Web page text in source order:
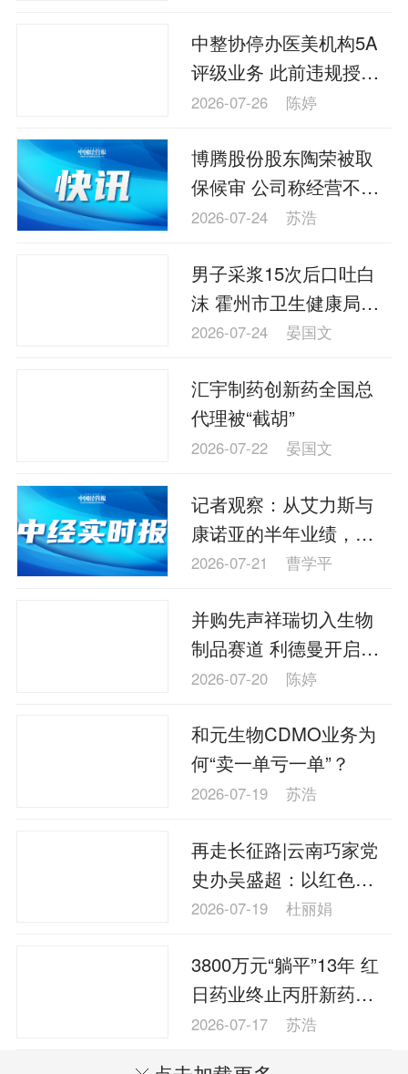
中整协停办医美机构5A
评级业务 此前违规授牌
被点名
2026-07-26 陈婷
博腾股份股东陶荣被取
保候审 公司称经营不受
影响
2026-07-24 苏浩
男子采浆15次后口吐白
沫 霍州市卫生健康局成
立调查组
2026-07-24 晏国文
汇宇制药创新药全国总
代理被“截胡”
2026-07-22 晏国文
记者观察：从艾力斯与
康诺亚的半年业绩，看
国产创新药的“本土底气”
2026-07-21 曹学平
并购先声祥瑞切入生物
制品赛道 利德曼开启增
长新叙事
2026-07-20 陈婷
和元生物CDMO业务为
何“卖一单亏一单”？
2026-07-19 苏浩
再走长征路|云南巧家党
史办吴盛超：以红色基
因赋能高质量发展
2026-07-19 杜丽娟
3800万元“躺平”13年 红
日药业终止丙肝新药项
目
2026-07-17 苏浩